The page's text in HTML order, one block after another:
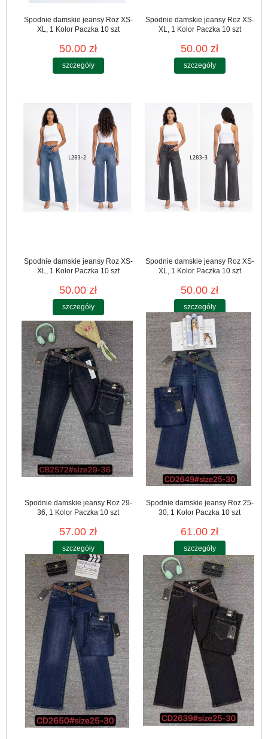
Spodnie damskie jeansy Roz XS-
XL, 1 Kolor Paczka 10 szt
50.00 zł
szczegóły
Spodnie damskie jeansy Roz XS-
XL, 1 Kolor Paczka 10 szt
50.00 zł
szczegóły
Spodnie damskie jeansy Roz XS-
XL, 1 Kolor Paczka 10 szt
50.00 zł
szczegóły
Spodnie damskie jeansy Roz XS-
XL, 1 Kolor Paczka 10 szt
50.00 zł
szczegóły
Spodnie damskie jeansy Roz 29-
36, 1 Kolor Paczka 10 szt
57.00 zł
szczegóły
Spodnie damskie jeansy Roz 25-
30, 1 Kolor Paczka 10 szt
61.00 zł
szczegóły